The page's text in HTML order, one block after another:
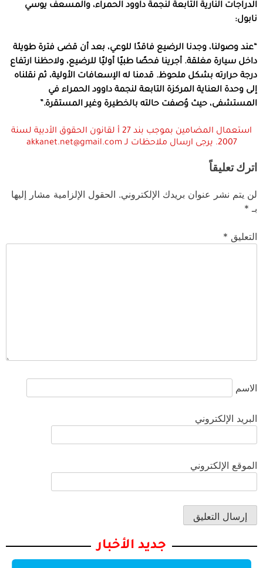
الدراجات النارية التابعة لنجمة داوود الحمراء، والمسعف يوسي
نابول:
“عند وصولنا، وجدنا الرضيع فاقدًا للوعي، بعد أن قضى فترة طويلة
داخل سيارة مغلقة. أجرينا فحصًا طبيًا أوليًا للرضيع، ولاحظنا ارتفاع
درجة حرارته بشكل ملحوظ. قدمنا ​​له الإسعافات الأولية، ثم نقلناه
إلى وحدة العناية المركزة التابعة لنجمة داوود الحمراء في
المستشفى، حيث وُصفت حالته بالخطيرة وغير المستقرة.”
استعمال المضامين بموجب بند 27 أ لقانون الحقوق الأدبية لسنة
2007. يرجى ارسال ملاحظات لـ akkanet.net@gmail.com
اترك تعليقاً
لن يتم نشر عنوان بريدك الإلكتروني. الحقول الإلزامية مشار إليها
بـ *
التعليق *
الاسم
البريد الإلكتروني
الموقع الإلكتروني
جديد الأخبار